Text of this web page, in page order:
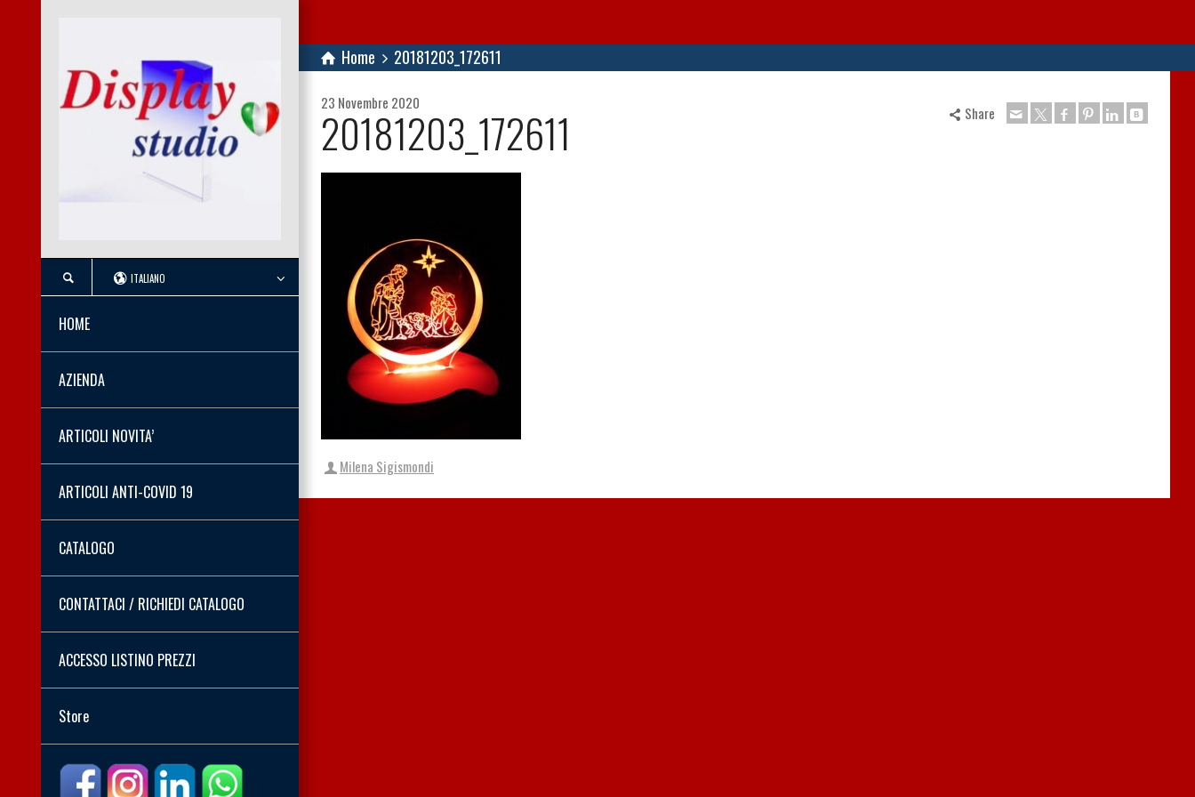
ITALIANO
HOME
AZIENDA
ARTICOLI NOVITA’
ARTICOLI ANTI-COVID 19
CATALOGO
CONTATTACI / RICHIEDI CATALOGO
ACCESSO LISTINO PREZZI
Store
Home 20181203_172611
23 Novembre 2020
20181203_172611 Share
Milena Sigismondi